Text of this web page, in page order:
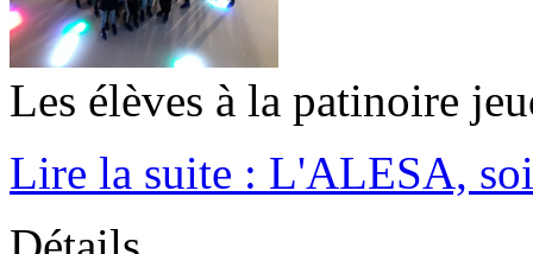
Les élèves à la patinoire
Lire la suite : L'ALESA,